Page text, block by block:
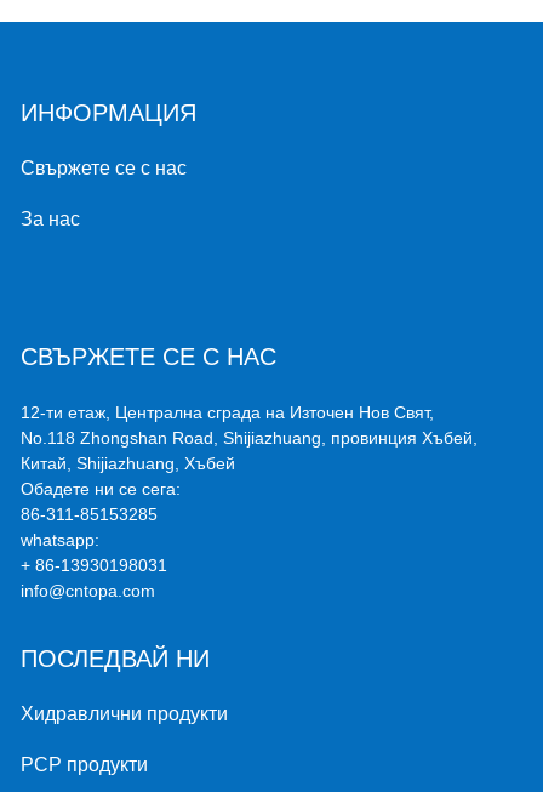
ИНФОРМАЦИЯ
Свържете се с нас
За нас
СВЪРЖЕТЕ СЕ С НАС
12-ти етаж, Централна сграда на Източен Нов Свят,
No.118 Zhongshan Road, Shijiazhuang, провинция Хъбей,
Китай, Shijiazhuang, Хъбей
Обадете ни се сега:
86-311-85153285
whatsapp:
+ 86-13930198031
info@cntopa.com
ПОСЛЕДВАЙ НИ
Хидравлични продукти
PCP продукти